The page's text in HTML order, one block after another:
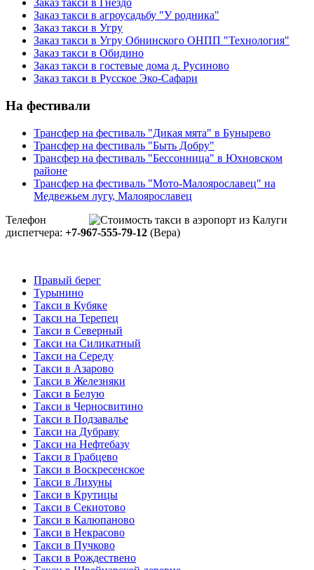
Заказ такси в Гнездо
Заказ такси в агроусадьбу "У родника"
Заказ такси в Угру
Заказ такси в Угру Обнинского ОНПП "Технология"
Заказ такси в Обидино
Заказ такси в гостевые дома д. Русиново
Заказ такси в Русское Эко-Сафари
На фестивали
Трансфер на фестиваль "Дикая мята" в Бунырево
Трансфер на фестиваль "Быть Добру"
Трансфер на фестиваль "Бессонница" в Юхновском
районе
Трансфер на фестиваль "Мото-Малоярославец" на
Медвежьем лугу, Малоярославец
Телефон
диспетчера: +7-967-555-79-12 (Вера)
Правый берег
Турынино
Такси в Кубяке
Такси на Терепец
Такси в Северный
Такси на Силикатный
Такси на Середу
Такси в Азарово
Такси в Железняки
Такси в Белую
Такси в Черносвитино
Такси в Подзавалье
Такси на Дубраву
Такси на Нефтебазу
Такси в Грабцево
Такси в Воскресенское
Такси в Лихуны
Такси в Крутицы
Такси в Секиотово
Такси в Калюпаново
Такси в Некрасово
Такси в Пучково
Такси в Рождествено